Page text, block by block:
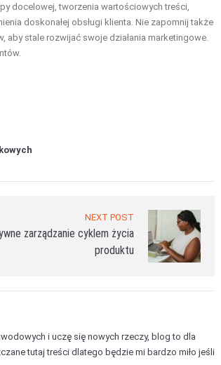
docelowej, tworzenia wartościowych treści,
doskonałej obsługi klienta. Nie zapomnij także
stale rozwijać swoje działania marketingowe.
NEXT POST
zarządzanie cyklem życia
produktu
i uczę się nowych rzeczy, blog to dla
tutaj treści dlatego będzie mi bardzo miło jeśli